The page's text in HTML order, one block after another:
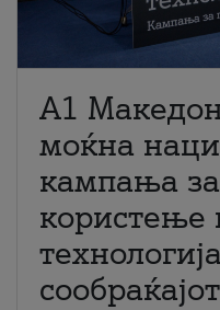
A1
моќна
кампања
користење
сообраќајот